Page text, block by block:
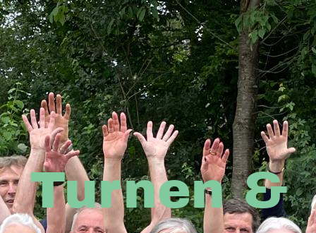
Turnen &